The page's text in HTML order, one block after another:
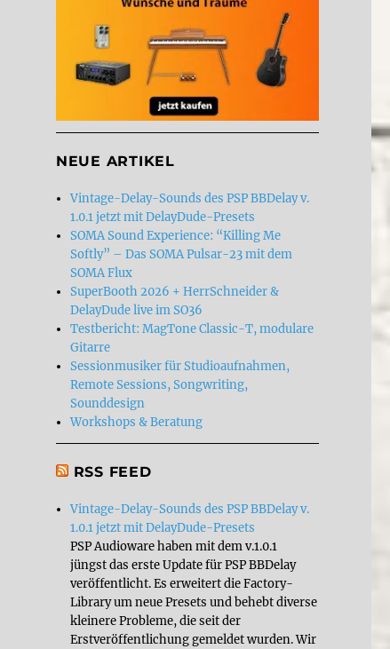
NEUE ARTIKEL
Vintage-Delay-Sounds des PSP BBDelay v.
1.0.1 jetzt mit DelayDude-Presets
SOMA Sound Experience: “Killing Me
Softly” – Das SOMA Pulsar-23 mit dem
SOMA Flux
SuperBooth 2026 + HerrSchneider &
DelayDude live im SO36
Testbericht: MagTone Classic-T, modulare
Gitarre
Sessionmusiker für Studioaufnahmen,
Remote Sessions, Songwriting,
Sounddesign
Workshops & Beratung
RSS FEED
Vintage-Delay-Sounds des PSP BBDelay v.
1.0.1 jetzt mit DelayDude-Presets
PSP Audioware haben mit dem v.1.0.1
jüngst das erste Update für PSP BBDelay
veröffentlicht. Es erweitert die Factory-
Library um neue Presets und behebt diverse
kleinere Probleme, die seit der
Erstveröffentlichung gemeldet wurden. Wir